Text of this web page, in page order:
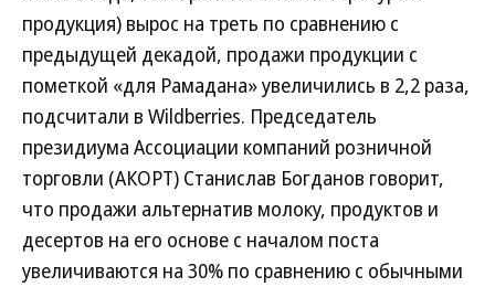
продукция) вырос на треть по сравнению с
предыдущей декадой, продажи продукции с
пометкой «для Рамадана» увеличились в 2,2 раза,
подсчитали в Wildberries. Председатель
президиума Ассоциации компаний розничной
торговли (АКОРТ) Станислав Богданов говорит,
что продажи альтернатив молоку, продуктов и
десертов на его основе с началом поста
увеличиваются на 30% по сравнению с обычными